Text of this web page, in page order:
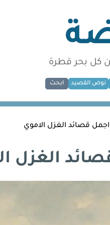
كل بحر قطرة
نوض القصيد ابحث
قصائد الغزل الاموي
الغزل